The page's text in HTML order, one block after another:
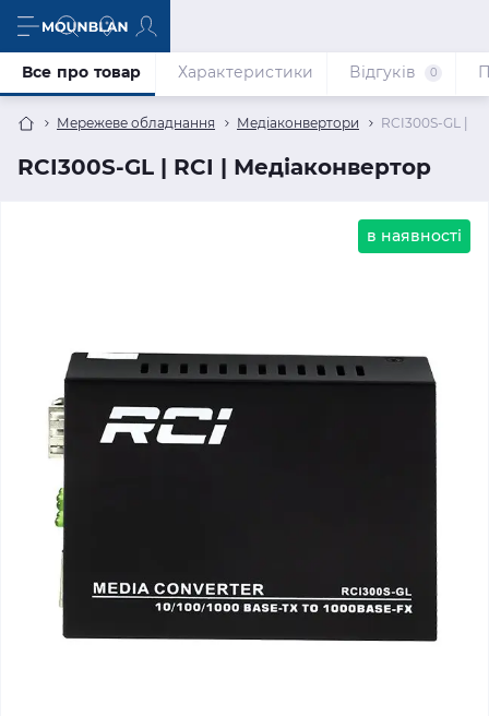
Мережеве обладнання Медіаконвертори RCI300S-GL |
RCI300S-GL | RCI | Медіаконвертор
Все про товар Характеристики Відгуків 0
в наявності